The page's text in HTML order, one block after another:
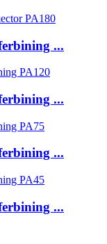
...
...
...
...